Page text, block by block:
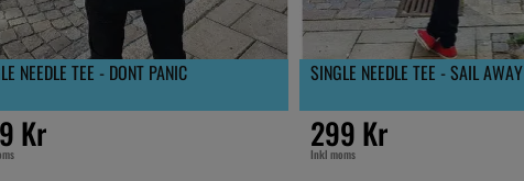
NEEDLE TEE - DONT PANIC
Kr
SINGLE NEEDLE TEE - SAIL AWAY
299 Kr
Inkl moms